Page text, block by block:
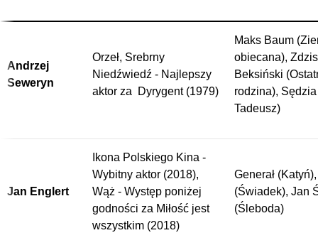
Andrzej
Seweryn
Orzeł, Srebrny
Niedźwiedź - Najlepszy
aktor za Dyrygent (1979)
Maks Baum
obiecana),
Beksiński
rodzina),
Tadeusz)
Jan Englert
Ikona Polskiego Kina -
Wybitny aktor (2018),
Wąż - Występ poniżej
godności za Miłość jest
wszystkim (2018)
Generał
(Świadek), Jan
(Śleboda)